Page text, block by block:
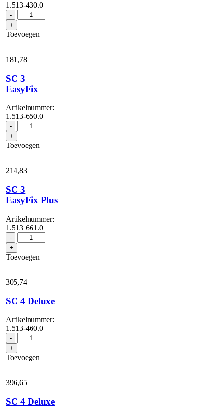
1.513-430.0
-
3
Deluxe
aantal
+
Toevoegen
181,78
SC 3
EasyFix
Artikelnummer:
1.513-650.0
-
3
EasyFix
aantal
+
Toevoegen
214,83
SC 3
EasyFix Plus
Artikelnummer:
1.513-661.0
-
3
EasyFix
Plus
+
Toevoegen
305,74
SC 4 Deluxe
Artikelnummer:
1.513-460.0
-
4
Deluxe
aantal
+
Toevoegen
396,65
SC 4 Deluxe